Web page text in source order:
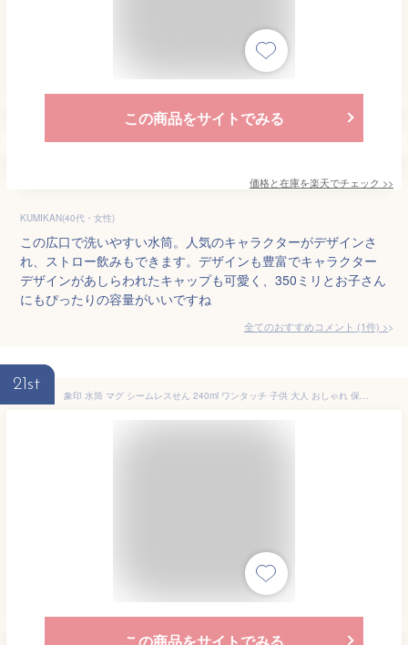
この商品をサイトでみる
価格と在庫を楽天でチェック >>
KUMIKAN(40代・女性)
この広口で洗いやすい水筒。人気のキャラクターがデザインさ
れ、ストロー飲みもできます。デザインも豊富でキャラクター
デザインがあしらわれたキャップも可愛く、350ミリとお子さん
にもぴったりの容量がいいですね
全てのおすすめコメント (1件) >
21st
象印 水筒 マグ シームレスせん 240ml ワンタッチ 子供 大人 おしゃれ 保温 保冷 ステンレスボトル 軽量 SM-WP24 ミニ サイズ/
この商品をサイトでみる